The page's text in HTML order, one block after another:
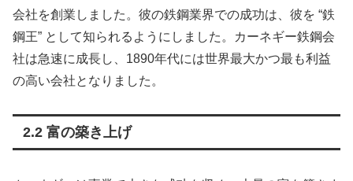
会社を創業しました。彼の鉄鋼業界での成功は、彼を “鉄
鋼王” として知られるようにしました。カーネギー鉄鋼会
社は急速に成長し、1890年代には世界最大かつ最も利益
の高い会社となりました。
2.2 富の築き上げ